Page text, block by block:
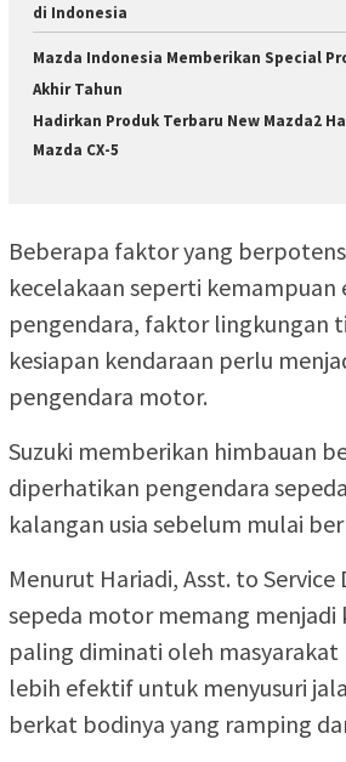
di Indonesia
Mazda Indonesia Memberikan Special
Akhir Tahun
Hadirkan Produk Terbaru New Mazda2
Mazda CX-5
Beberapa faktor yang
kecelakaan seperti kemampuan
pengendara, faktor lingkungan
kesiapan kendaraan perlu
pengendara motor.
Suzuki memberikan himbauan
diperhatikan pengendara
kalangan usia sebelum mulai
Menurut Hariadi, Asst. to Service
sepeda motor memang menjadi
paling diminati oleh masyarakat
lebih efektif untuk menyusuri
berkat bodinya yang ramping